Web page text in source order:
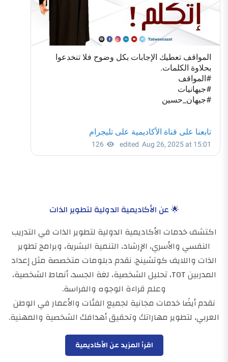
🌟 عن الأكاديمية الدولية لتطوير الذات
اكتشف خدمات الأكاديمية الدولية لتطوير الذات في التدريب
النفسي والأسري، الإرشاد، التنمية البشرية، وبرامج تطوير
الذات واللايف كوتشينج. نقدم دبلومات متخصصة مثل إعداد
المدربين TOT، تحليل الشخصية، لغة الجسد، أنماط الشخصية،
وعلم قراءة الوجوه والفراسة.
نقدم أيضًا خدمات مجانية لجميع الفئات والأعمار في الوطن
العربي، لتطوير مهاراتك وتحقيق أهدافك الشخصية والمهنية.
اقرأ المزيد عن الأكاديمية